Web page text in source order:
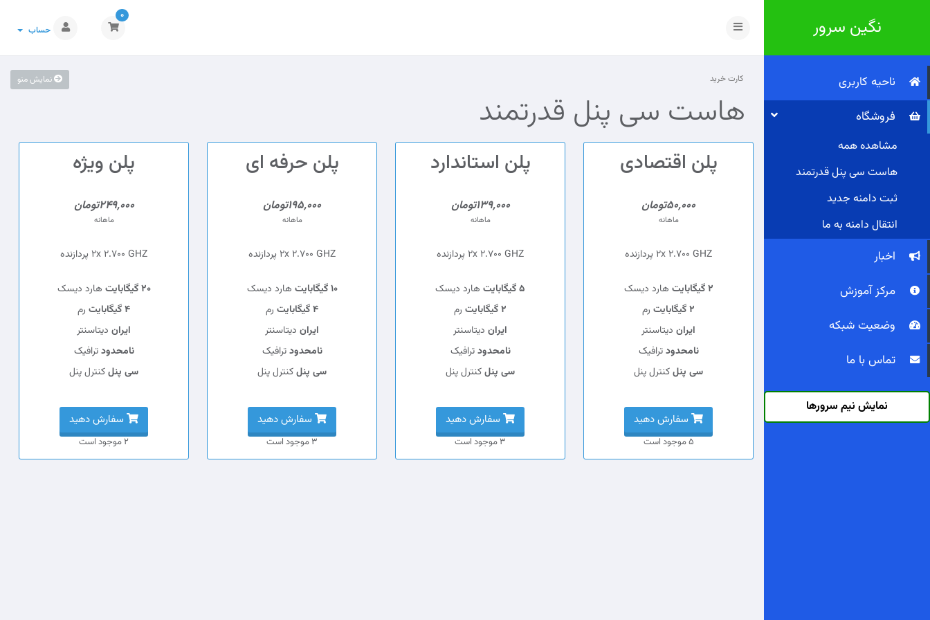
نگین سرور
تغییر
ناوبری
0
حساب
ناحیه کاربری
فروشگاه
مشاهده همه
هاست سی پنل قدرتمند
ثبت دامنه جدید
انتقال دامنه به ما
اخبار
مرکز آموزش
وضعیت شبکه
تماس با ما
نمایش نیم سرورها
کارت خرید
هاست سی پنل قدرتمند
پلن اقتصادی
50,000تومان
ماهانه
2x 2.700 GHZ پردازنده
2 گیگابایت
هارد دیسک
2 گیگابایت
رم
ایران دیتاسنتر
نامحدودترافیک
سی پنلکنترل پنل
سفارش دهید
5 موجود است
پلن استاندارد
139,000تومان
ماهانه
2x 2.700 GHZ پردازنده
5 گیگابایت
هارد دیسک
2 گیگابایت
رم
ایران دیتاسنتر
نامحدودترافیک
سی پنلکنترل پنل
سفارش دهید
3 موجود است
پلن حرفه ای
195,000تومان
ماهانه
2x 2.700 GHZ پردازنده
10 گیگابایت
هارد دیسک
4 گیگابایت
رم
ایران دیتاسنتر
نامحدودترافیک
سی پنلکنترل پنل
سفارش دهید
3 موجود است
پلن ویژه
249,000تومان
ماهانه
2x 2.700 GHZ پردازنده
20 گیگابایت
هارد دیسک
4 گیگابایت
رم
ایران دیتاسنتر
نامحدودترافیک
سی پنلکنترل پنل
سفارش دهید
2 موجود است